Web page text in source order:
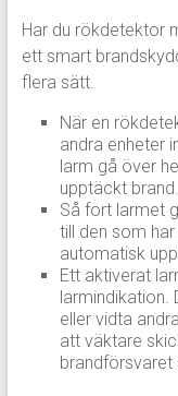
Har du rökdetektor
ett smart
flera sätt.
När en
andra enheter
larm gå över
upptäckt brand.
Så fort larmet
till den som
automatisk
Ett aktiverat
larmindikation.
eller vidta
att väktare
brandförsvaret